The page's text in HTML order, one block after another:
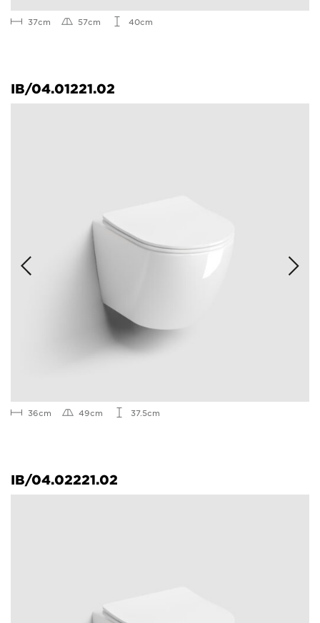
37cm 57cm 40cm
IB/04.01221.02
36cm 49cm 37.5cm
IB/04.02221.02